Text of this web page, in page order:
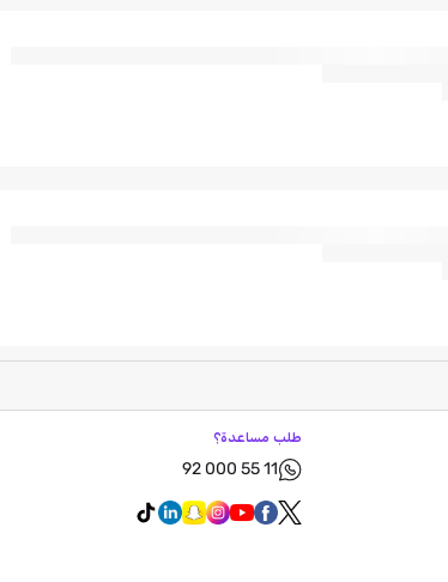
طلب مساعدة؟
92 000 55 11